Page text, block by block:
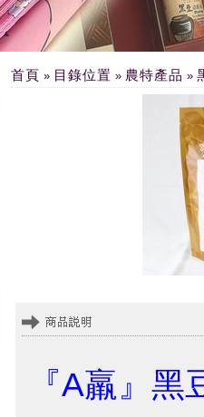
首頁 » 目錄位置 » 農特產品 »
『A羸』